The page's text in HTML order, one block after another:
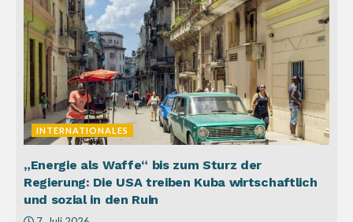
INTERNATIONALES
„Energie als Waffe“ bis zum Sturz der
Regierung: Die USA treiben Kuba wirtschaftlich
und sozial in den Ruin